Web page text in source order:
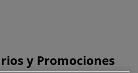
y Promociones